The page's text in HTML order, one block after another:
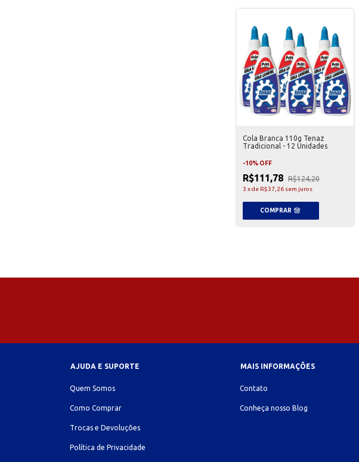
Cola Branca 110g Tenaz
Tradicional - 12 Unidades
-10% OFF
R$111,78 R$124,20
3 xde R$37,26 sem juros
AJUDA E SUPORTE
Quem Somos
Como Comprar
Trocas e Devoluções
Política de Privacidade
MAIS INFORMAÇÕES
Contato
Conheça nosso Blog